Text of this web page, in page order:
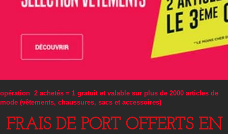
opération 2 achetés = 1 gratuit et valable sur plus de 2000 articles de
mode (vêtements, chaussures, sacs et accessoires)
FRAIS DE PORT OFFERTS EN